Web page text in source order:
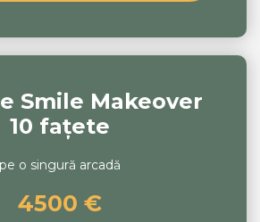
Smile Makeover
10 fațete
pe o singură arcadă
4500 €